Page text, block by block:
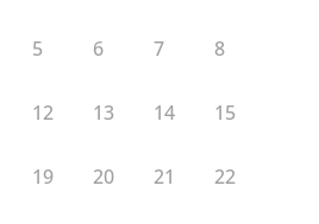
5 6 7 8
12 13 14 15
19 20 21 22